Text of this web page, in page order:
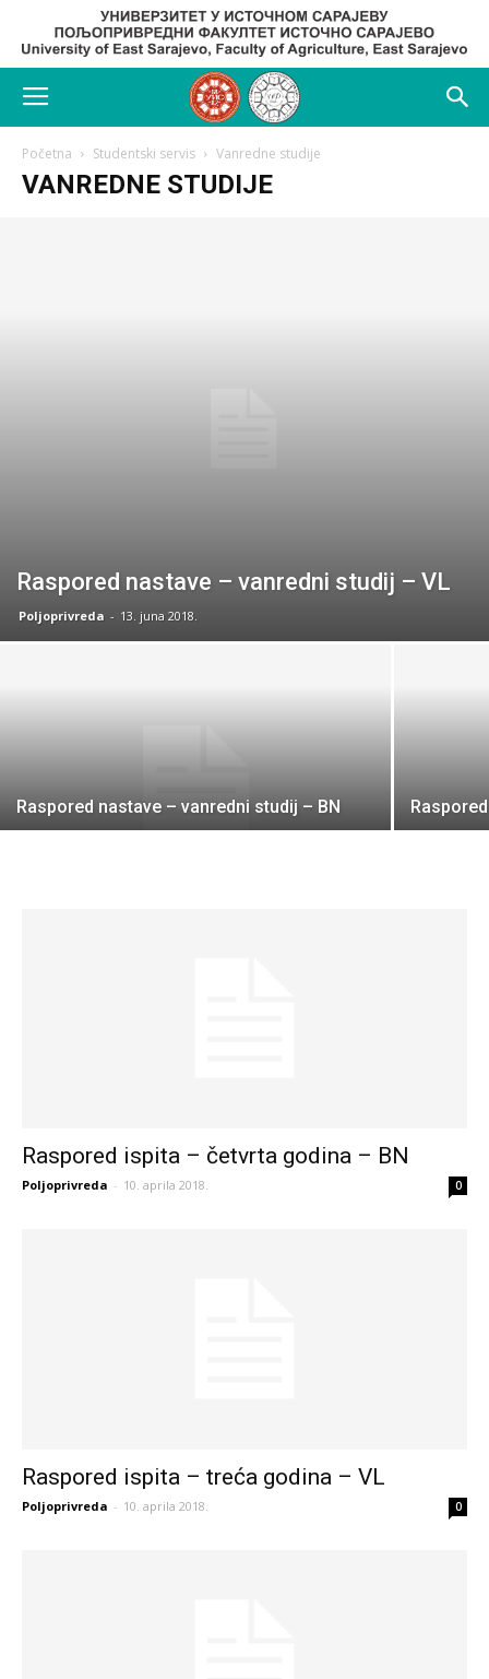
Početna Studentski servis Vanredne studije
VANREDNE STUDIJE
Raspored nastave – vanredni studij – VL
Poljoprivreda - 13. juna 2018.
Raspored nastave – vanredni studij – BN
Raspored ispita – četvrta godina – BN
Poljoprivreda - 10. aprila 2018. 0
Raspored ispita – treća godina – VL
Poljoprivreda - 10. aprila 2018. 0